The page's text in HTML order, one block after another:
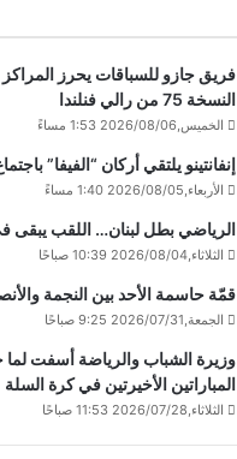
فريق جازو للسباقات يحرز المراكز
النسخة 75 من رالي فنلندا
الخميس,2026/08/06 1:53 مساءً
إنفانتينو يلتقي أركان “الفيفا”
الأربعاء,2026/08/05 1:40 مساءً
الرياضي بطل لبنان… اللقب يبقى
الثلاثاء,2026/08/04 10:39 صباحًا
قمّة حاسمة الأحد بين النجمة
الجمعة,2026/07/31 9:25 صباحًا
وزيرة الشباب والرياضة أسفت
المباراتين الأخيرتين في كرة السلة
الثلاثاء,2026/07/28 11:53 صباحًا